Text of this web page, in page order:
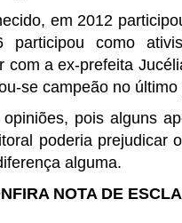
em 2012
participou como
com a ex-prefeita
se campeão no último
pois alguns
poderia prejudicar
alguma.
NOTA DE